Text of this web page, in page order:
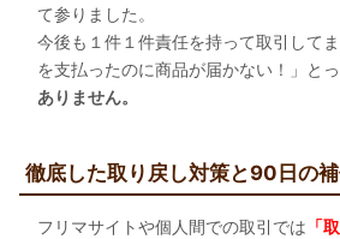
て参りました。
今後も１件１件責任を持って取引して
を支払ったのに商品が届かない！」と
ありません。
徹底した取り戻し対策と90日の
フリマサイトや個人間での取引では 「